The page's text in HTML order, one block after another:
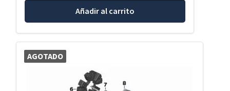
Añadir al carrito
AGOTADO